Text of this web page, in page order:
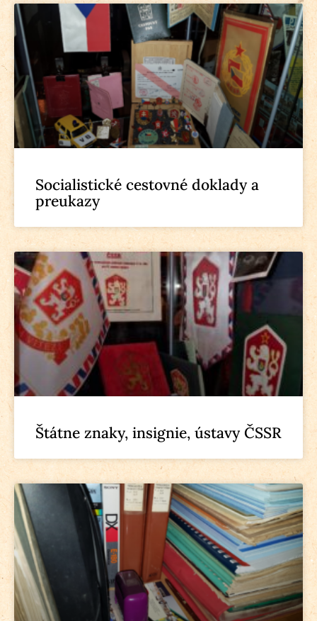
Socialistické cestovné doklady a
preukazy
Štátne znaky, insignie, ústavy ČSSR